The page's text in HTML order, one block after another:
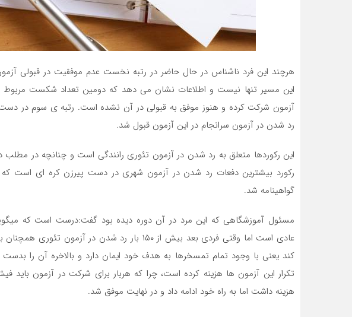
هرچند این فرد ناشناس در حال حاضر در رتبه نخست عدم موفقیت در قبولی آزمون
رد شدن در آزمون سرانجام در این آزمون قبول شد.
این رکوردها متعلق به رد شدن در آزمون تئوری رانندگی است و چنانچه در
گواهینامه شد.
مسئول آموزشگاهی که این مرد در آن دوره دیده بود گفت:درست است که
عادی است اما وقتی فردی بعد بیش از ۱۵۰ بار رد شدن
کند یعنی با وجود تمام تمسخرها به هدف خود ایمان دارد و بالاخره آن را بدست
تکرار این آزمون ها هزینه کرده است، چرا که هربار برای شرکت در آزمون باید
هزینه داشت اما به راه خود ادامه داد و در نهایت موفق شد.